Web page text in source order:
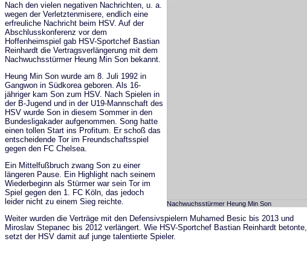
Nachwuchsstürmer Heung Min Son
Nach den vielen negativen Nachrichten, u. a.
wegen der Verletztenmisere, endlich eine
erfreuliche Nachricht beim HSV. Auf der
Abschlusskonferenz vor dem
Hoffenheimspiel gab HSV-Sportchef Bastian
Reinhardt die Vertragsverlängerung mit dem
Nachwuchsstürmer Heung Min Son bekannt.
Heung Min Son wurde am 8. Juli 1992 in
Gangwon in Südkorea geboren. Als 16-
jähriger kam Son zum HSV. Nach Spielen in
der B-Jugend und in der U19-Mannschaft des
HSV wurde Son in diesem Sommer in den
Bundesligakader aufgenommen. Song hatte
einen tollen Start ins Profitum. Er schoß das
entscheidende Tor im Freundschaftsspiel
gegen den FC Chelsea.
Ein Mittelfußbruch zwang Son zu einer
längeren Pause. Ein Highlight nach seinem
Wiederbeginn als Stürmer war sein Tor im
Spiel gegen den 1. FC Köln, das jedoch
leider nicht zu einem Sieg reichte.
Weiter wurden die Verträge mit den Defensivspielern Muhamed Besic bis 2013 und
Miroslav Stepanec bis 2012 verlängert. Wie HSV-Sportchef Bastian Reinhardt betonte,
setzt der HSV damit auf junge talentierte Spieler.